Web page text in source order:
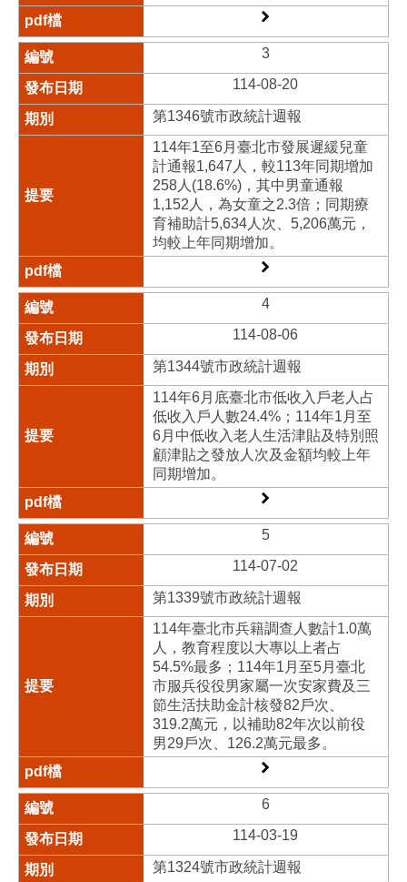
3
114-08-20
第1346號市政統計週報
114年1至6月臺北市發展遲緩兒童
計通報1,647人，較113年同期增加
258人(18.6%)，其中男童通報
1,152人，為女童之2.3倍；同期療
育補助計5,634人次、5,206萬元，
均較上年同期增加。
4
114-08-06
第1344號市政統計週報
114年6月底臺北市低收入戶老人占
低收入戶人數24.4%；114年1月至
6月中低收入老人生活津貼及特別照
顧津貼之發放人次及金額均較上年
同期增加。
5
114-07-02
第1339號市政統計週報
114年臺北市兵籍調查人數計1.0萬
人，教育程度以大專以上者占
54.5%最多；114年1月至5月臺北
市服兵役役男家屬一次安家費及三
節生活扶助金計核發82戶次、
319.2萬元，以補助82年次以前役
男29戶次、126.2萬元最多。
6
114-03-19
第1324號市政統計週報